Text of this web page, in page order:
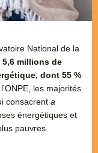
National de la
5,6 millions de
dont 55 %
les majorités
consacrent a
énergétiques et
pauvres.